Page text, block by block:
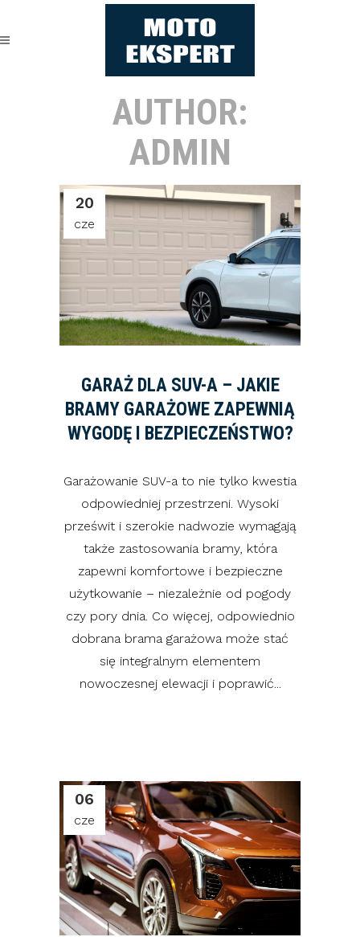
AUTHOR:
ADMIN
20
cze
GARAŻ DLA SUV-A – JAKIE
BRAMY GARAŻOWE ZAPEWNIĄ
WYGODĘ I BEZPIECZEŃSTWO?
Garażowanie SUV-a to nie tylko kwestia
odpowiedniej przestrzeni. Wysoki
prześwit i szerokie nadwozie wymagają
także zastosowania bramy, która
zapewni komfortowe i bezpieczne
użytkowanie – niezależnie od pogody
czy pory dnia. Co więcej, odpowiednio
dobrana brama garażowa może stać
się integralnym elementem
nowoczesnej elewacji i poprawić...
06
cze